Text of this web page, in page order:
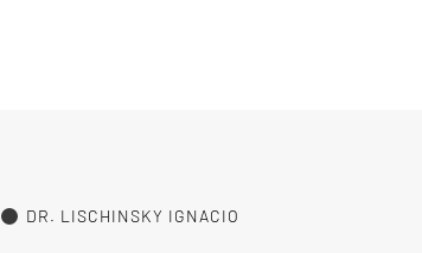
DR. LISCHINSKY IGNACIO